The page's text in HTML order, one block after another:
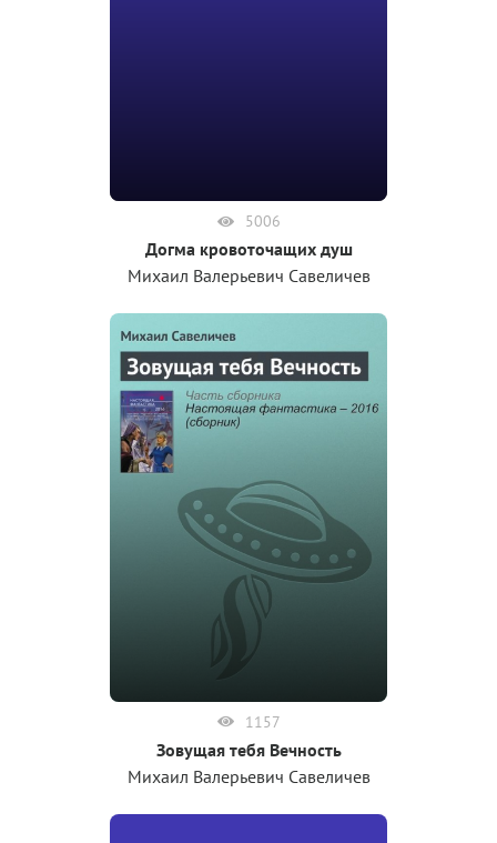
5006
Догма кровоточащих душ
Михаил Валерьевич Савеличев
1157
Зовущая тебя Вечность
Михаил Валерьевич Савеличев